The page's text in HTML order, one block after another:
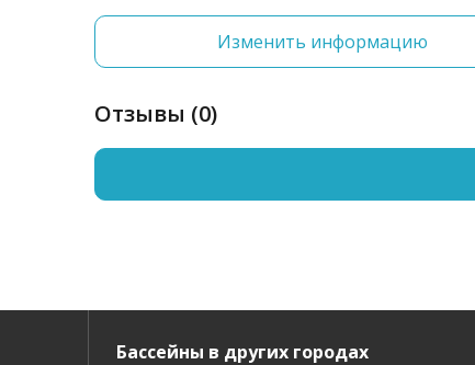
Изменить информацию
Отзывы (0)
Бассейны в других городах